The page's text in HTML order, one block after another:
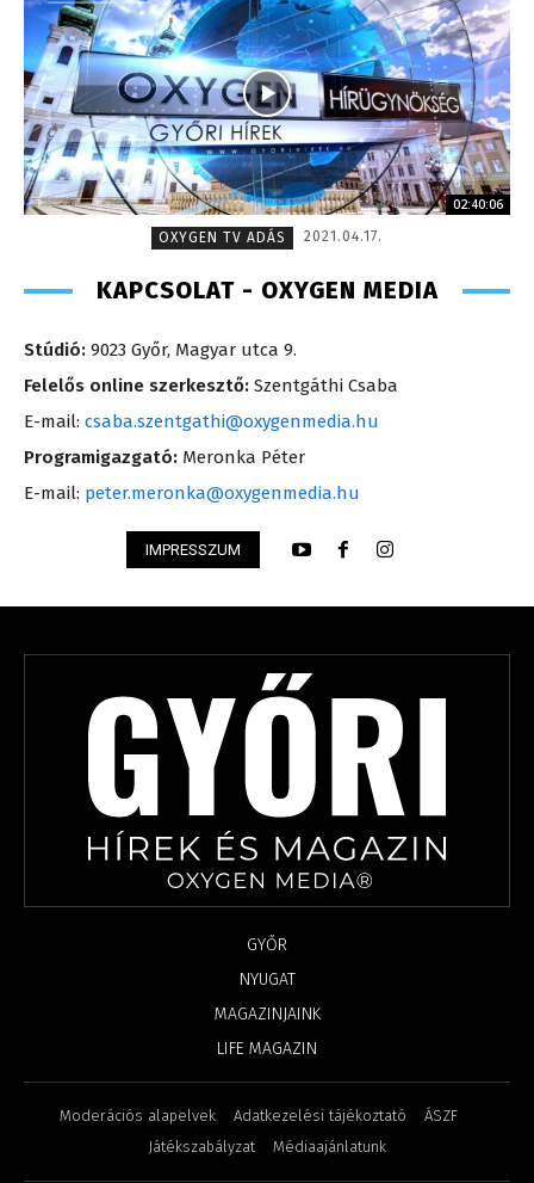
02:40:06
OXYGEN TV ADÁS
2021.04.17.
KAPCSOLAT - OXYGEN MEDIA
Stúdió: 9023 Győr, Magyar utca 9.
Felelős online szerkesztő: Szentgáthi Csaba
E-mail: csaba.szentgathi@oxygenmedia.hu
Programigazgató: Meronka Péter
E-mail: peter.meronka@oxygenmedia.hu
IMPRESSZUM
GYŐR
NYUGAT
MAGAZINJAINK
LIFE MAGAZIN
Moderációs alapelvek Adatkezelési tájékoztató
ÁSZF
Játékszabályzat
Médiaajánlatunk